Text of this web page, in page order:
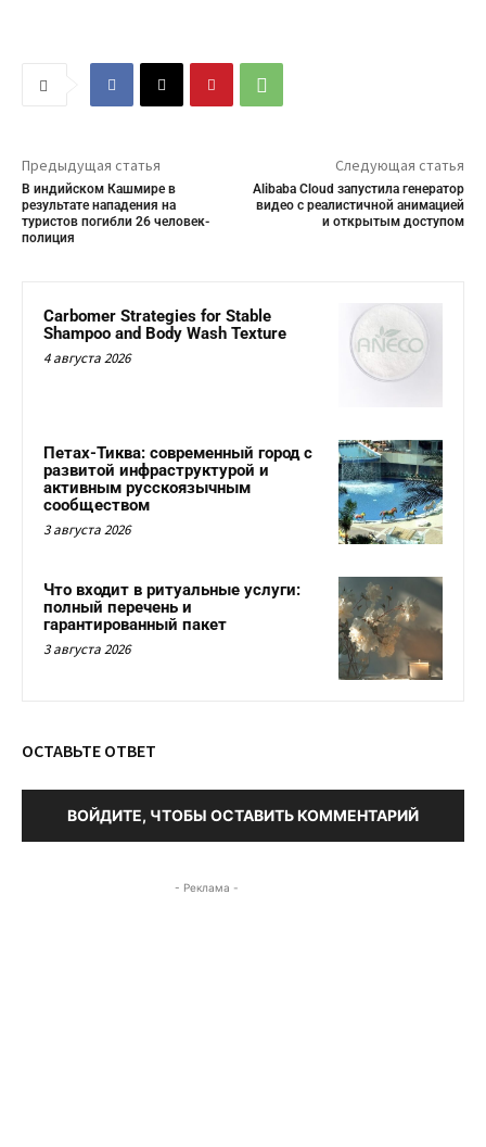
Предыдущая статья
В индийском Кашмире в
результате нападения на
туристов погибли 26 человек-
полиция
Следующая статья
Alibaba Cloud запустила генератор
видео с реалистичной анимацией
и открытым доступом
Carbomer Strategies for Stable
Shampoo and Body Wash Texture
4 августа 2026
Петах-Тиква: современный город с
развитой инфраструктурой и
активным русскоязычным
сообществом
3 августа 2026
Что входит в ритуальные услуги:
полный перечень и
гарантированный пакет
3 августа 2026
ОСТАВЬТЕ ОТВЕТ
ВОЙДИТЕ, ЧТОБЫ ОСТАВИТЬ КОММЕНТАРИЙ
- Реклама -